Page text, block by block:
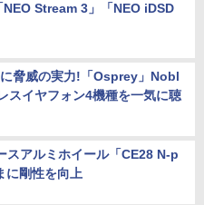
Stream 3」「NEO iDSD
脅威の実力!「Osprey」Nobl
スイヤフォン4機種を一気に聴
スアルミホイール「CE28 N-p
に剛性を向上